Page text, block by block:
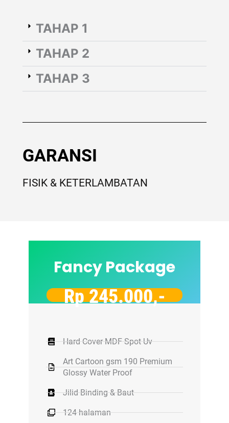
TAHAP 1
TAHAP 2
TAHAP 3
GARANSI
FISIK & KETERLAMBATAN
Fancy Package
Rp 245.000,-
Hard Cover MDF Spot Uv
Art Cartoon gsm 190 Premium
Glossy Water Proof
Jilid Binding & Baut
124 halaman